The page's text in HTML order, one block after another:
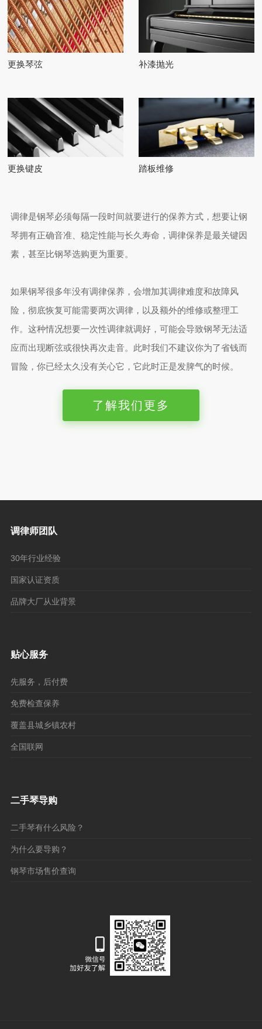
更换琴弦 补漆抛光
更换键皮 踏板维修
调律是钢琴必须每隔一段时间就要进行的保养方式，想要让钢
琴拥有正确音准、稳定性能与长久寿命，调律保养是最关键因
素，甚至比钢琴选购更为重要。
如果钢琴很多年没有调律保养，会增加其调律难度和故障风
险，彻底恢复可能需要两次调律，以及额外的维修或整理工
作。这种情况想要一次性调律就调好，可能会导致钢琴无法适
应而出现断弦或很快再次走音。此时我们不建议你为了省钱而
冒险，你已经太久没有关心它，它此时正是发脾气的时候。
了解我们更多
调律师团队
30年行业经验
国家认证资质
品牌大厂从业背景
贴心服务
先服务，后付费
免费检查保养
覆盖县城乡镇农村
全国联网
二手琴导购
二手琴有什么风险？
为什么要导购？
钢琴市场售价查询